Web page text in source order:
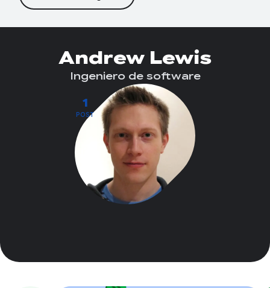
1
POST
Andrew Lewis
Ingeniero de software